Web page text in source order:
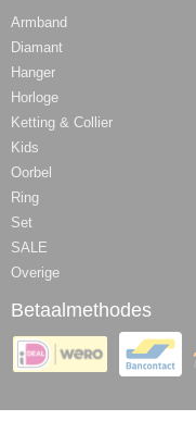
Armband
Diamant
Hanger
Horloge
Ketting & Collier
Kids
Oorbel
Ring
Set
SALE
Overige
Betaalmethodes